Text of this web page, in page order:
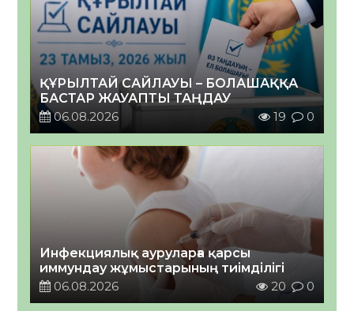
ҚҰРЫЛТАЙ САЙЛАУЫ – БОЛАШАҚҚА
БАСТАР ЖАУАПТЫ ТАҢДАУ
06.08.2026
19 0
Инфекциялық ауруларға қарсы
иммундау жұмыстарының тиімділігі
06.08.2026
20 0